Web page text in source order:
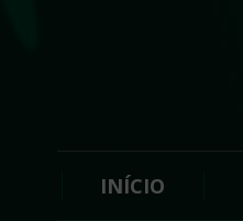
INÍCIO